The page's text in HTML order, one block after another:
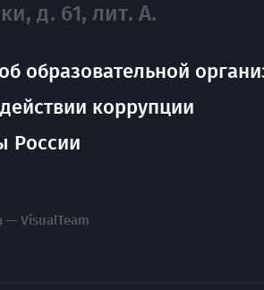
д. 61, лит. А.
образовательной
коррупции
России
— VisualTeam